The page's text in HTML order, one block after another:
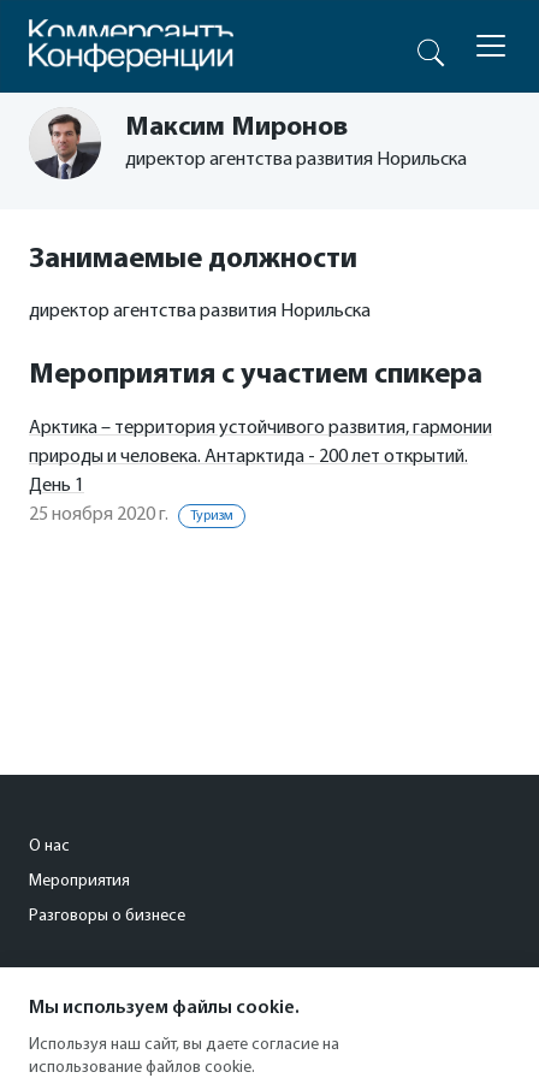
Максим Миронов
директор агентства развития Норильска
Занимаемые должности
директор агентства развития Норильска
Мероприятия с участием спикера
Арктика – территория устойчивого развития, гармонии
природы и человека. Антарктида - 200 лет открытий.
День 1
25 ноября 2020 г.
Туризм
О нас
Мероприятия
Разговоры о бизнесе
+7 (495) 797-69-70
Мы используем файлы cookie.
Используя наш сайт, вы даете согласие на
использование файлов cookie.